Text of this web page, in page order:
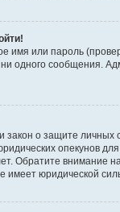
или пароль
одного сообщения.
закон о защите
опекунов
Обратите внимание
имеет юридической